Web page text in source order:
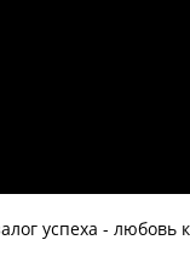
успеха - любовь